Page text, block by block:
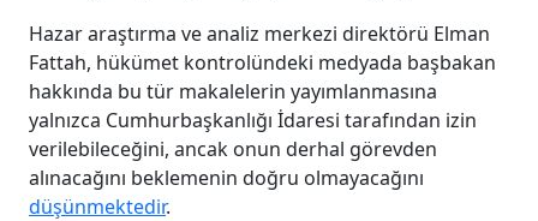
Hazar araştırma ve analiz merkezi direktörü Elman
Fattah, hükümet kontrolündeki medyada başbakan
hakkında bu tür makalelerin yayımlanmasına
yalnızca Cumhurbaşkanlığı İdaresi tarafından izin
verilebileceğini, ancak onun derhal görevden
alınacağını beklemenin doğru olmayacağını
düşünmektedir.